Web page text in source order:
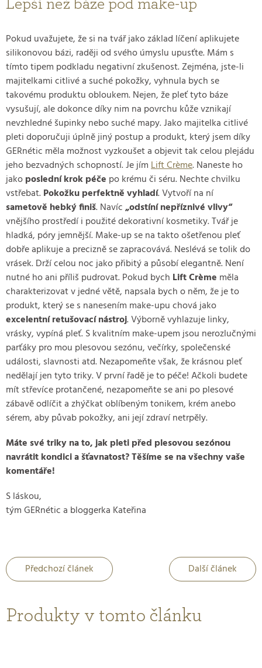
Lepší než báze pod make-up
Pokud uvažujete, že si na tvář jako základ líčení aplikujete
silikonovou bázi, raději od svého úmyslu upusťte. Mám s
tímto tipem podkladu negativní zkušenost. Zejména, jste-li
majitelkami citlivé a suché pokožky, vyhnula bych se
takovému produktu obloukem. Nejen, že pleť tyto báze
vysušují, ale dokonce díky nim na povrchu kůže vznikají
nevzhledné šupinky nebo suché mapy. Jako majitelka citlivé
pleti doporučuji úplně jiný postup a produkt, který jsem díky
GERnétic měla možnost vyzkoušet a objevit tak celou plejádu
jeho bezvadných schopností. Je jímLift Crème. Naneste ho
jakoposlední krok péče po krému či séru. Nechte chvilku
vstřebat.Pokožku perfektně vyhladí. Vytvoří na ní
sametově hebký finiš. Navíc„odstíní nepříznivé vlivy“
vnějšího prostředí i použité dekorativní kosmetiky. Tvář je
hladká, póry jemnější. Make-up se na takto ošetřenou pleť
dobře aplikuje a precizně se zapracovává. Neslévá se tolik do
vrásek. Drží celou noc jako přibitý a působí elegantně. Není
nutné ho ani příliš pudrovat. Pokud bych Lift Crème měla
charakterizovat v jedné větě, napsala bych o něm, že je to
produkt, který se s nanesením make-upu chová jako
excelentní retušovací nástroj. Výborně vyhlazuje linky,
vrásky, vypíná pleť. S kvalitním make-upem jsou nerozlučnými
parťáky pro mou plesovou sezónu, večírky, společenské
události, slavnosti atd. Nezapomeňte však, že krásnou pleť
nedělají jen tyto triky. V první řadě je to péče! Ačkoli budete
mít střevíce protančené, nezapomeňte se ani po plesové
zábavě odlíčit a zhýčkat oblíbeným tonikem, krém anebo
sérem, aby půvab pokožky, ani její zdraví netrpěly.
Máte své triky na to, jak pleti před plesovou sezónou
navrátit kondici a šťavnatost? Těšíme se na všechny vaše
komentáře!
S láskou,
tým GERnétic a bloggerka Kateřina
Předchozí článek Další článek
Produkty v tomto článku